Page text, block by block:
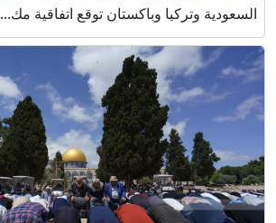
السعودية وتركيا وباكستان توقع اتفاقية مك...